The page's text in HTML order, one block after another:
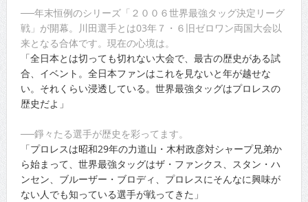
──年末恒例のシリーズ「２００６世界最強タッグ決定リーグ
戦」が開幕。川田選手とは03年７・６旧ゼロワン両国大会以
来となる合体です。現在の心境は。
「全日本とは切っても切れない大会で、最古の歴史がある試
合、イベント。全日本ファンはこれを見ないと年が越せな
い。それくらい浸透している。世界最強タッグはプロレスの
歴史だよ」
──錚々たる選手が歴史を彩ってます。
「プロレスは昭和29年の力道山・木村政彦対シャープ兄弟か
ら始まって、世界最強タッグはザ・ファンクス、スタン・ハ
ンセン、ブルーザー・ブロディ、プロレスにそんなに興味が
ない人でも知っている選手が戦ってきた」